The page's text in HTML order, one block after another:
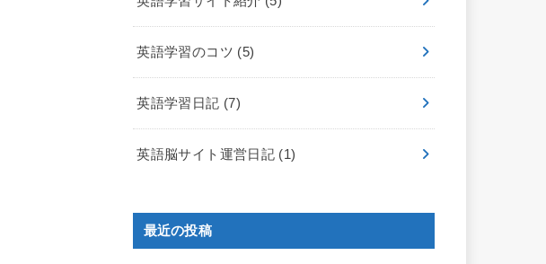
英語学習のコツ (5)
英語学習日記 (7)
英語脳サイト運営日記 (1)
最近の投稿